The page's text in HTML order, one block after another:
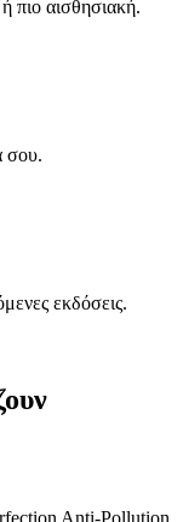
πιο αισθησιακή.
σου.
εκδόσεις.
Anti-Pollution